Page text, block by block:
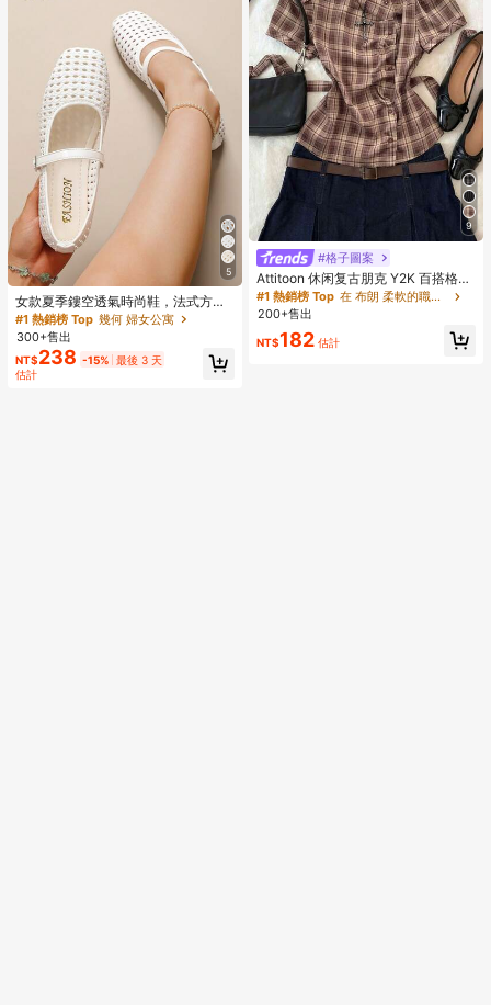
5
女款夏季鏤空透氣時尚鞋，法式方頭
單帶鞋，百搭白色通勤鞋，法式復古
鏤空瑪麗珍平底鞋，適合學生與日常
穿著，法式女孩風
#1 熱銷榜 Top 幾何 婦女公寓
300+售出
NT$238 -15% 最後 3 天
估計
9
#格子圖案
Attitoon 休闲复古朋克 Y2K 百搭格子
纽扣衬衫，适合音乐节、哥特风格、
夏季外出，女士短袖系带衬衫
#1 熱銷榜 Top
在 布朗 柔軟的職業襯衫
200+售出
NT$182 估計